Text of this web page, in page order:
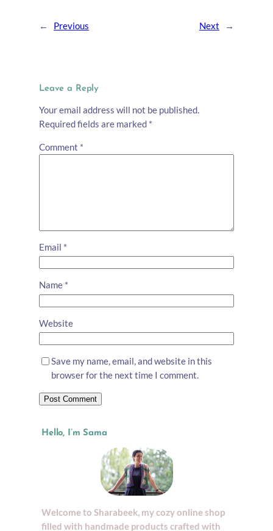
← Previous Next →
Leave a Reply
Your email address will not be published.
Required fields are marked *
Comment *
Email *
Name *
Website
Save my name, email, and website in this
browser for the next time I comment.
Hello, I’m Sama
Welcome to Sharabeek, my cozy online shop
filled with handmade products crafted with